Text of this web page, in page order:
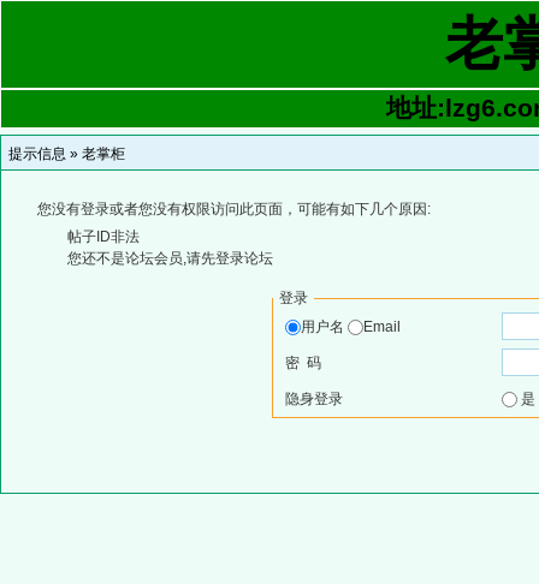
老
地址
提示信息 » 老掌柜
您没有登录或者您没有权限访问此页面，可能有如下几个原因:
帖子ID非法
您还不是论坛会员,请先登录论坛
登录
用户名
Email
密 码
隐身登录